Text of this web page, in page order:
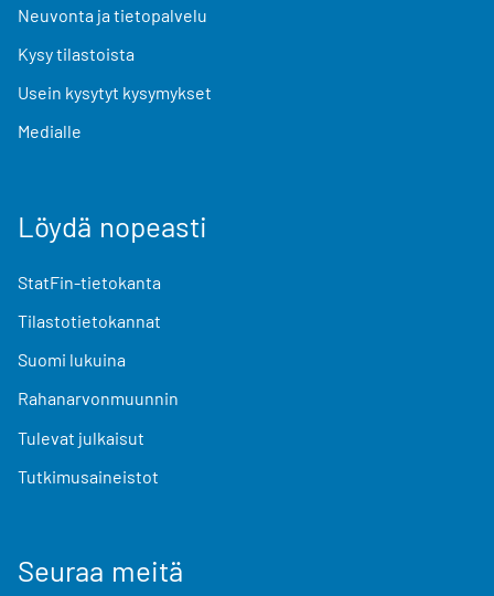
Neuvonta ja tietopalvelu
Kysy tilastoista
Usein kysytyt kysymykset
Medialle
Löydä nopeasti
StatFin-tietokanta
Tilastotietokannat
Suomi lukuina
Rahanarvonmuunnin
Tulevat julkaisut
Tutkimusaineistot
Seuraa meitä